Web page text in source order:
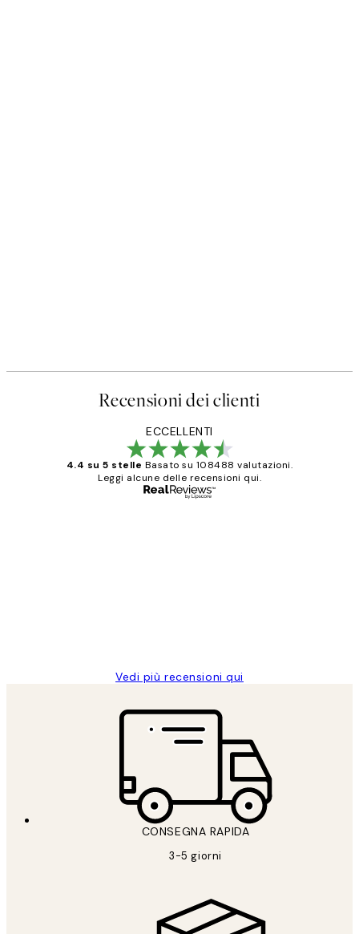
Recensioni dei clienti
ECCELLENTI
4.4 su 5 stelle Basato su 108488 valutazioni.
Leggi alcune delle recensioni qui.
Vedi più recensioni qui
CONSEGNA RAPIDA
3-5 giorni